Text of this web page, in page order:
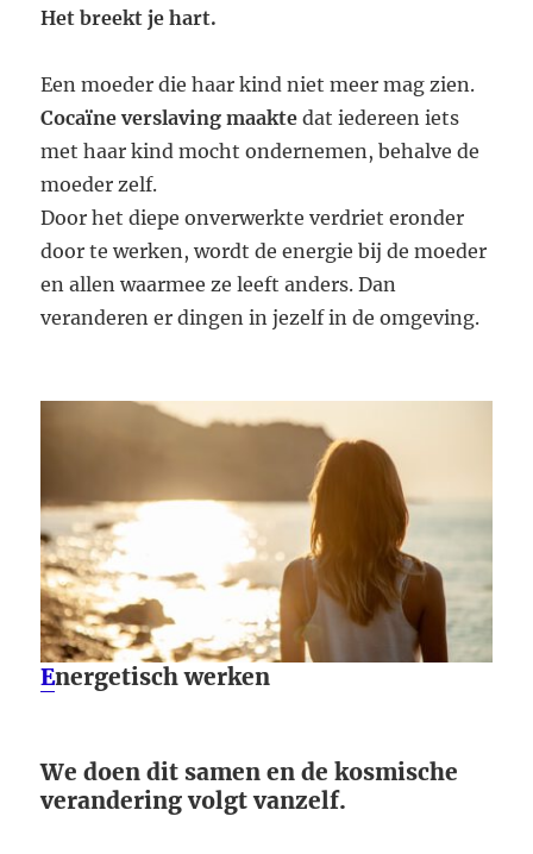
Het breekt je hart.
Een moeder die haar kind niet meer mag zien.
Cocaïne verslaving maakte dat iedereen iets
met haar kind mocht ondernemen, behalve de
moeder zelf.
Door het diepe onverwerkte verdriet eronder
door te werken, wordt de energie bij de moeder
en allen waarmee ze leeft anders. Dan
veranderen er dingen in jezelf in de omgeving.
Energetisch werken
We doen dit samen en de kosmische
verandering volgt vanzelf.